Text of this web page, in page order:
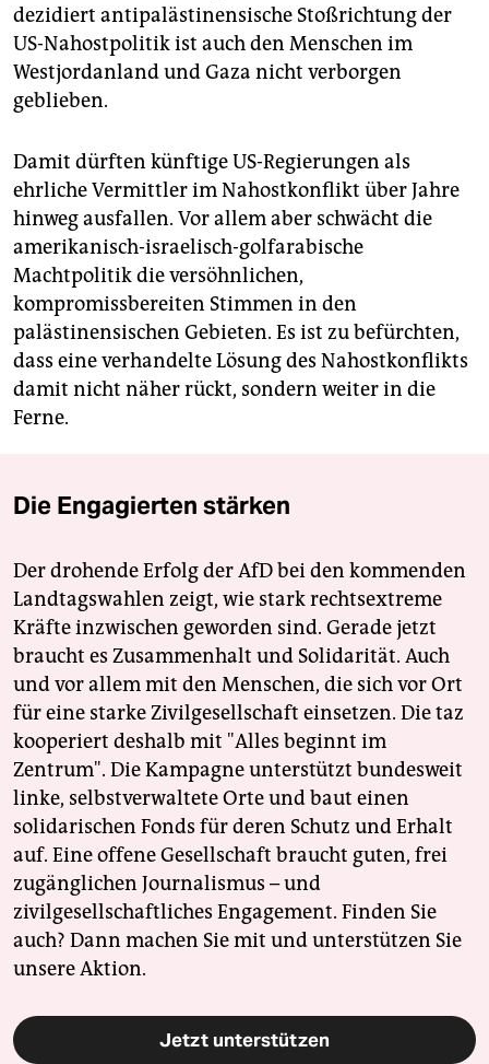
dezidiert antipalästinensische Stoßrichtung der
US-Nahostpolitik ist auch den Menschen im
Westjordanland und Gaza nicht verborgen
geblieben.
Damit dürften künftige US-Regierungen als
ehrliche Vermittler im Nahostkonflikt über Jahre
hinweg ausfallen. Vor allem aber schwächt die
amerikanisch-israelisch-golfarabische
Machtpolitik die versöhnlichen,
kompromissbereiten Stimmen in den
palästinensischen Gebieten. Es ist zu befürchten,
dass eine verhandelte Lösung des Nahostkonflikts
damit nicht näher rückt, sondern weiter in die
Ferne.
Die Engagierten stärken
Der drohende Erfolg der AfD bei den kommenden
Landtagswahlen zeigt, wie stark rechtsextreme
Kräfte inzwischen geworden sind. Gerade jetzt
braucht es Zusammenhalt und Solidarität. Auch
und vor allem mit den Menschen, die sich vor Ort
für eine starke Zivilgesellschaft einsetzen. Die taz
kooperiert deshalb mit "Alles beginnt im
Zentrum". Die Kampagne unterstützt bundesweit
linke, selbstverwaltete Orte und baut einen
solidarischen Fonds für deren Schutz und Erhalt
auf. Eine offene Gesellschaft braucht guten, frei
zugänglichen Journalismus – und
zivilgesellschaftliches Engagement. Finden Sie
auch? Dann machen Sie mit und unterstützen Sie
unsere Aktion.
Jetzt unterstützen